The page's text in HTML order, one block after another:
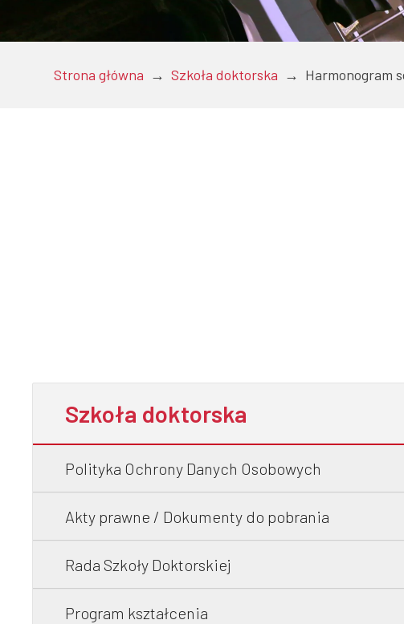
Strona główna → Szkoła doktorska → Harmonogram
Szkoła doktorska
Polityka Ochrony Danych Osobowych
Akty prawne / Dokumenty do pobrania
Rada Szkoły Doktorskiej
Program kształcenia
Doktoranci
Współpraca
Sklep PŚk
Kontakt